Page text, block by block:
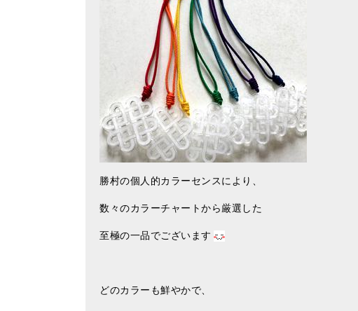
勝村の個人的カラーセンスにより、
数々のカラーチャートから厳選した
至極の一品でございます
どのカラーも鮮やかで、